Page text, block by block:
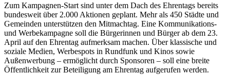
Zum Kampagnen-Start sind unter dem Dach des Ehrentags bereits
bundesweit über 2.000 Aktionen geplant. Mehr als 450 Städte und
Gemeinden unterstützen den Mitmachtag. Eine Kommunikations-
und Werbekampagne soll die Bürgerinnen und Bürger ab dem 23.
April auf den Ehrentag aufmerksam machen. Über klassische und
soziale Medien, Werbespots in Rundfunk und Kinos sowie
Außenwerbung – ermöglicht durch Sponsoren – soll eine breite
Öffentlichkeit zur Beteiligung am Ehrentag aufgerufen werden.